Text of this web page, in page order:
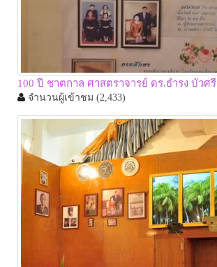
100 ปี ชาตกาล ศาสตราจารย์ ดร.ธำรง บัวศรี
จำนวนผู้เข้าชม (2,433)